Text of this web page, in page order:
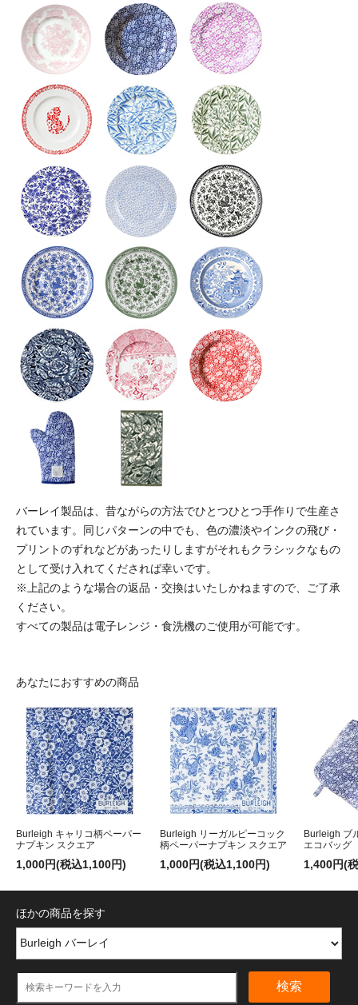
バーレイ製品は、昔ながらの方法でひとつひとつ手作りで生産さ
れています。同じパターンの中でも、色の濃淡やインクの飛び・
プリントのずれなどがあったりしますがそれもクラシックなもの
として受け入れてくだされば幸いです。
※上記のような場合の返品・交換はいたしかねますので、ご了承
ください。
すべての製品は電子レンジ・食洗機のご使用が可能です。
あなたにおすすめの商品
Burleigh キャリコ柄ペーパー
ナプキン スクエア
1,000円(税込1,100円)
Burleigh リーガルピーコック
柄ペーパーナプキン スクエア
1,000円(税込1,100円)
Burleigh ブ
エコバッグ
1,400円(
ほかの商品を探す
検索